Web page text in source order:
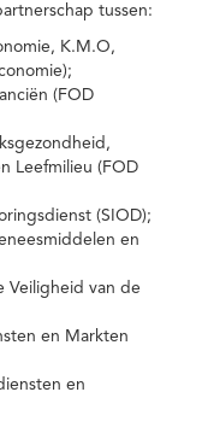
tussen:
K.M.O,
(FOD
Leefmilieu (FOD
(SIOD);
en
Veiligheid van de
en Markten
en